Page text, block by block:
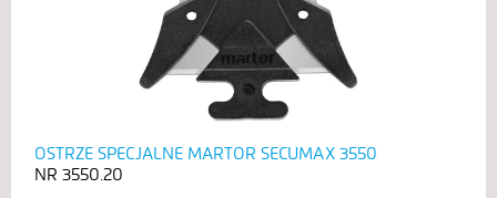
OSTRZE SPECJALNE MARTOR SECUMAX 3550
3550.20